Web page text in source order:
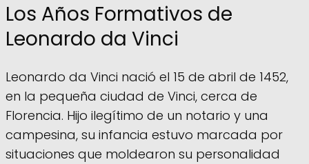
Los Años Formativos de
Leonardo da Vinci
Leonardo da Vinci nació el 15 de abril de 1452,
en la pequeña ciudad de Vinci, cerca de
Florencia. Hijo ilegítimo de un notario y una
campesina, su infancia estuvo marcada por
situaciones que moldearon su personalidad